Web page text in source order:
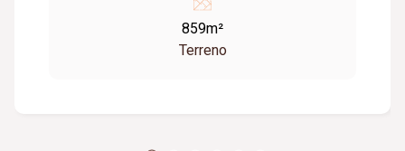
859m²
Terreno